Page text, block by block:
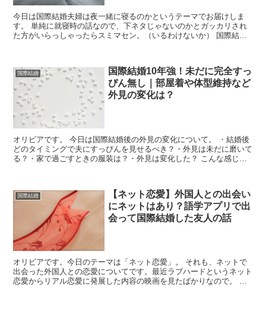
今日は国際結婚夫婦は夜一緒に寝るのかというテーマでお届けしま
す。 単純に就寝時の話なので、下ネタじゃないのかとガッカリされ
た方がいらっしゃったらスミマセン。（いるわけないか） 国際結
国際結婚
国際結婚10年強！未だに完全すっ
ぴん無し｜部屋着や体型維持など
外見の変化は？
オリビアです。 今日は国際結婚後の外見の変化について。 ・結婚後
どのタイミングで夫にすっぴんを見せるべき？・外見は未だに磨いて
る？・家で過ごすときの服装は？・外見は変化した？ こんな感じの
国際結婚
【ネット恋愛】外国人との出会い
にネットはあり？語学アプリで出
会って国際結婚した友人の話
オリビアです。今日のテーマは「ネット恋愛」。 それも、ネットで
出会った外国人との恋愛についてです。最近ラブハードというネット
恋愛からリアル恋愛に発展した内容の映画を見たばかりなので。 私